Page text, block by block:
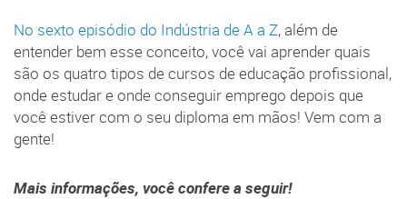
No sexto episódio do Indústria de A a Z, além de
entender bem esse conceito, você vai aprender quais
são os quatro tipos de cursos de educação profissional,
onde estudar e onde conseguir emprego depois que
você estiver com o seu diploma em mãos! Vem com a
gente!
Mais informações, você confere a seguir!